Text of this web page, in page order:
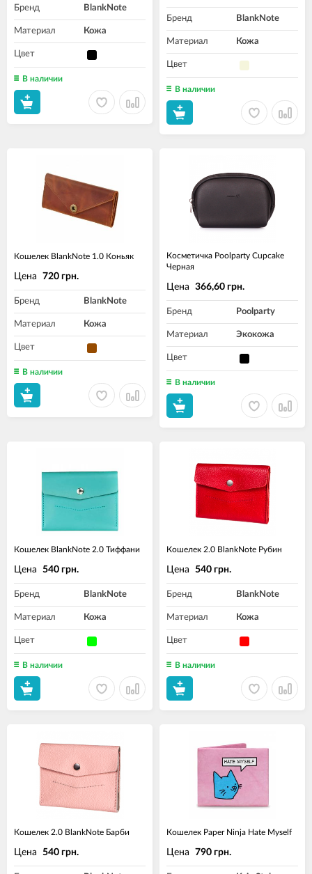
Бренд BlankNote
Материал Кожа
Цвет
В наличии
Бренд BlankNote
Материал Кожа
Цвет
В наличии
Кошелек BlankNote 1.0 Коньяк
Цена 720 грн.
Бренд BlankNote
Материал Кожа
Цвет
В наличии
Косметичка Poolparty Cupcake
Черная
Цена 366,60 грн.
Бренд Poolparty
Материал Экокожа
Цвет
В наличии
Кошелек BlankNote 2.0 Тиффани
Цена 540 грн.
Бренд BlankNote
Материал Кожа
Цвет
В наличии
Кошелек 2.0 BlankNote Рубин
Цена 540 грн.
Бренд BlankNote
Материал Кожа
Цвет
В наличии
Кошелек 2.0 BlankNote Барби
Цена 540 грн.
Кошелек Paper Ninja Hate Myself
Цена 790 грн.